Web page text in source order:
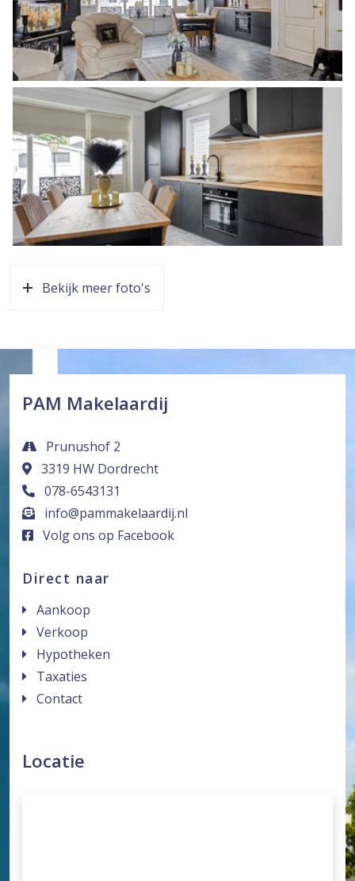
van de mondelinge overeenstemming per e-mail of een
toegestuurd concept van de koopovereenkomst wordt
overigens niet gezien als een ondertekende
koopovereenkomst.
Bekijk meer foto's
PAM Makelaardij
Prunushof 2
3319 HW Dordrecht
078-6543131
info@pammakelaardij.nl
Volg ons op Facebook
Direct naar
Aankoop
Verkoop
Hypotheken
Taxaties
Contact
Locatie